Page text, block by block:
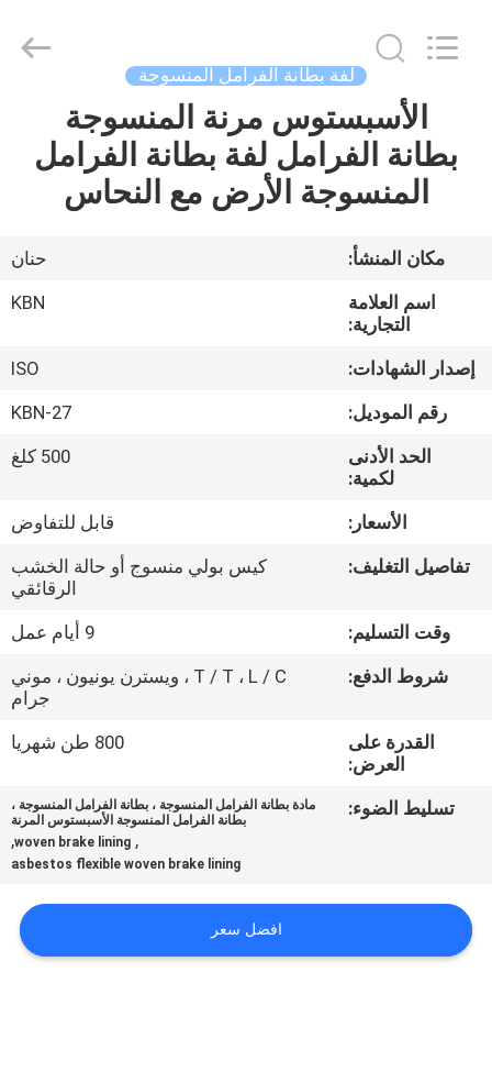
مسكن
منتجات
معلومات
جولة
المعمل
مراقبة
الجودة
اتصل
اطلب
اقتباس
PRIVACY
لفة بطانة الفرامل المنسوجة
الأسبستوس مرنة المنسوجة
بطانة الفرامل لفة بطانة الفرامل
المنسوجة الأرض مع النحاس
مكان المنشأ:
حنان
اسم العلامة
التجارية:
KBN
إصدار الشهادات:
ISO
رقم الموديل:
KBN-27
الحد الأدنى
لكمية:
500 كلغ
الأسعار:
قابل للتفاوض
تفاصيل التغليف:
كيس بولي منسوج أو حالة الخشب
الرقائقي
وقت التسليم:
9 أيام عمل
شروط الدفع:
T / T ، L / C ، ويسترن يونيون ، موني
جرام
القدرة على
العرض:
800 طن شهريا
تسليط الضوء:
مادة بطانة الفرامل المنسوجة ، بطانة الفرامل المنسوجة ،
بطانة الفرامل المنسوجة الأسبستوس المرنة
,
woven brake lining
,
asbestos flexible woven brake lining
افضل سعر